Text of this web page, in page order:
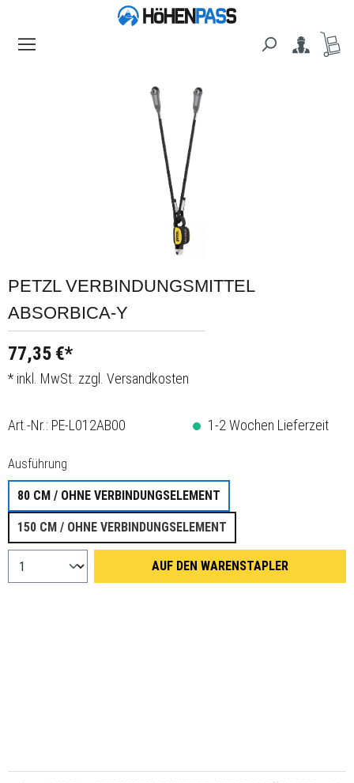
PETZL VERBINDUNGSMITTEL
ABSORBICA-Y
77,35 €*
* inkl. MwSt. zzgl. Versandkosten
Art.-Nr.: PE-L012AB00 1-2 Wochen Lieferzeit
Ausführung
80 CM / OHNE VERBINDUNGSELEMENT
150 CM / OHNE VERBINDUNGSELEMENT
AUF DEN WARENSTAPLER